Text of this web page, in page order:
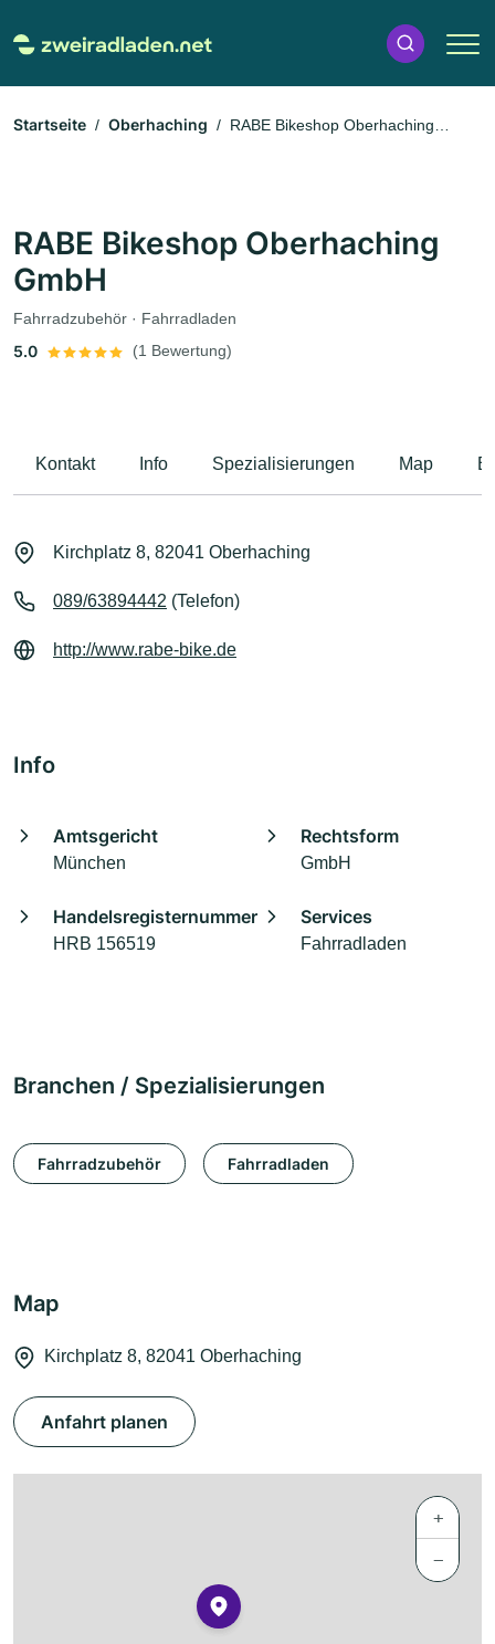
Startseite Oberhaching
RABE Bikeshop Oberhaching
RABE Bikeshop Oberhaching
GmbH
Fahrradzubehör · Fahrradladen
5.0 (1 Bewertung)
Kontakt Info Spezialisierungen Map
Kirchplatz 8, 82041 Oberhaching
089/63894442 (Telefon)
http://www.rabe-bike.de
Info
Amtsgericht
München
Rechtsform
GmbH
Handelsregisternummer
HRB 156519
Services
Fahrradladen
Branchen / Spezialisierungen
Fahrradzubehör Fahrradladen
Map
Kirchplatz 8, 82041 Oberhaching
Anfahrt planen
+
−